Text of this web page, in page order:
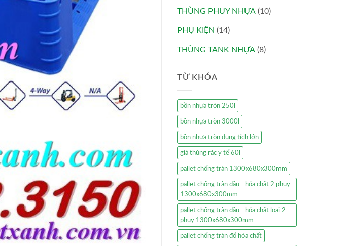
THÙNG PHUY NHỰA (10)
PHỤ KIỆN (14)
THÙNG TANK NHỰA (8)
TỪ KHÓA
bồn nhựa tròn 250l
bồn nhựa tròn 3000l
bồn nhựa tròn dung tích lớn
giá thùng rác y tế 60l
pallet chống tràn 1300x680x300mm
pallet chống tràn dầu - hóa chất 2 phuy
1300x680x300mm
pallet chống tràn dầu - hóa chất loại 2
phuy 1300x680x300mm
pallet chống tràn đổ hóa chất